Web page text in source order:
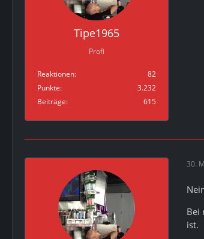
Tipe1965
Profi
Reaktionen
82
Punkte
3.232
Beiträge
615
30.
Bei
ist.